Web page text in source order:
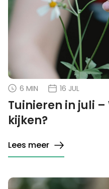
6 MIN 16 JUL
Tuinieren in juli
kijken?
Lees meer